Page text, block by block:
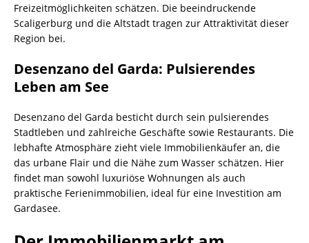
Freizeitmöglichkeiten schätzen. Die beeindruckende
Scaligerburg und die Altstadt tragen zur Attraktivität dieser
Region bei.
Desenzano del Garda: Pulsierendes
Leben am See
Desenzano del Garda besticht durch sein pulsierendes
Stadtleben und zahlreiche Geschäfte sowie Restaurants. Die
lebhafte Atmosphäre zieht viele Immobilienkäufer an, die
das urbane Flair und die Nähe zum Wasser schätzen. Hier
findet man sowohl luxuriöse Wohnungen als auch
praktische Ferienimmobilien, ideal für eine Investition am
Gardasee.